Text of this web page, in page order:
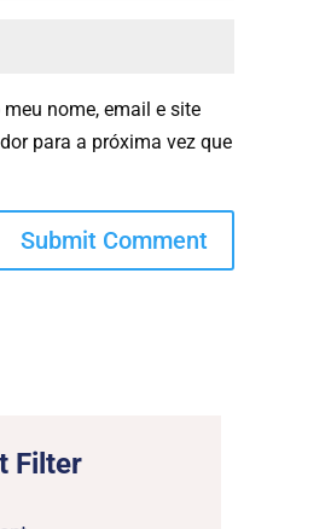
Filter
meu nome, email e site
para a próxima vez que